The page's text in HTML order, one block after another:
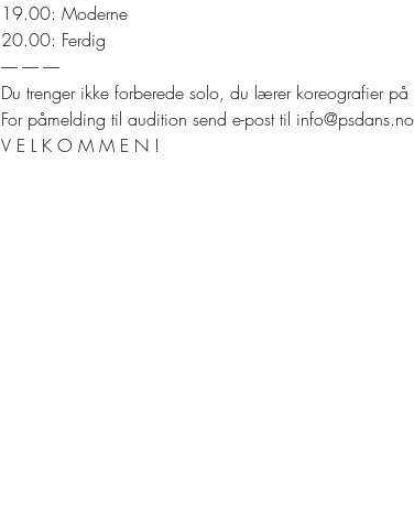
19.00: Moderne
20.00: Ferdig
----- ----- -----
Du trenger ikke forberede solo, du lærer koreografier
For påmelding til audition send e-post til
V E L K O M M E N !